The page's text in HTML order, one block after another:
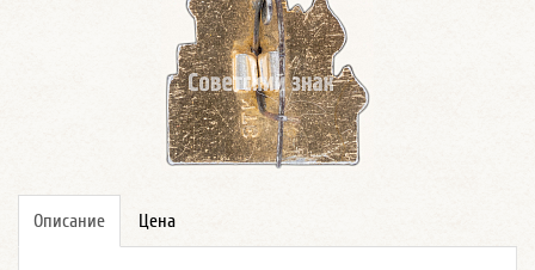
Описание Цена